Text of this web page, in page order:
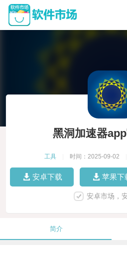
黑洞加速器
工具 时间：2025-09-02
安卓下载 苹果下
安卓市场，
简介